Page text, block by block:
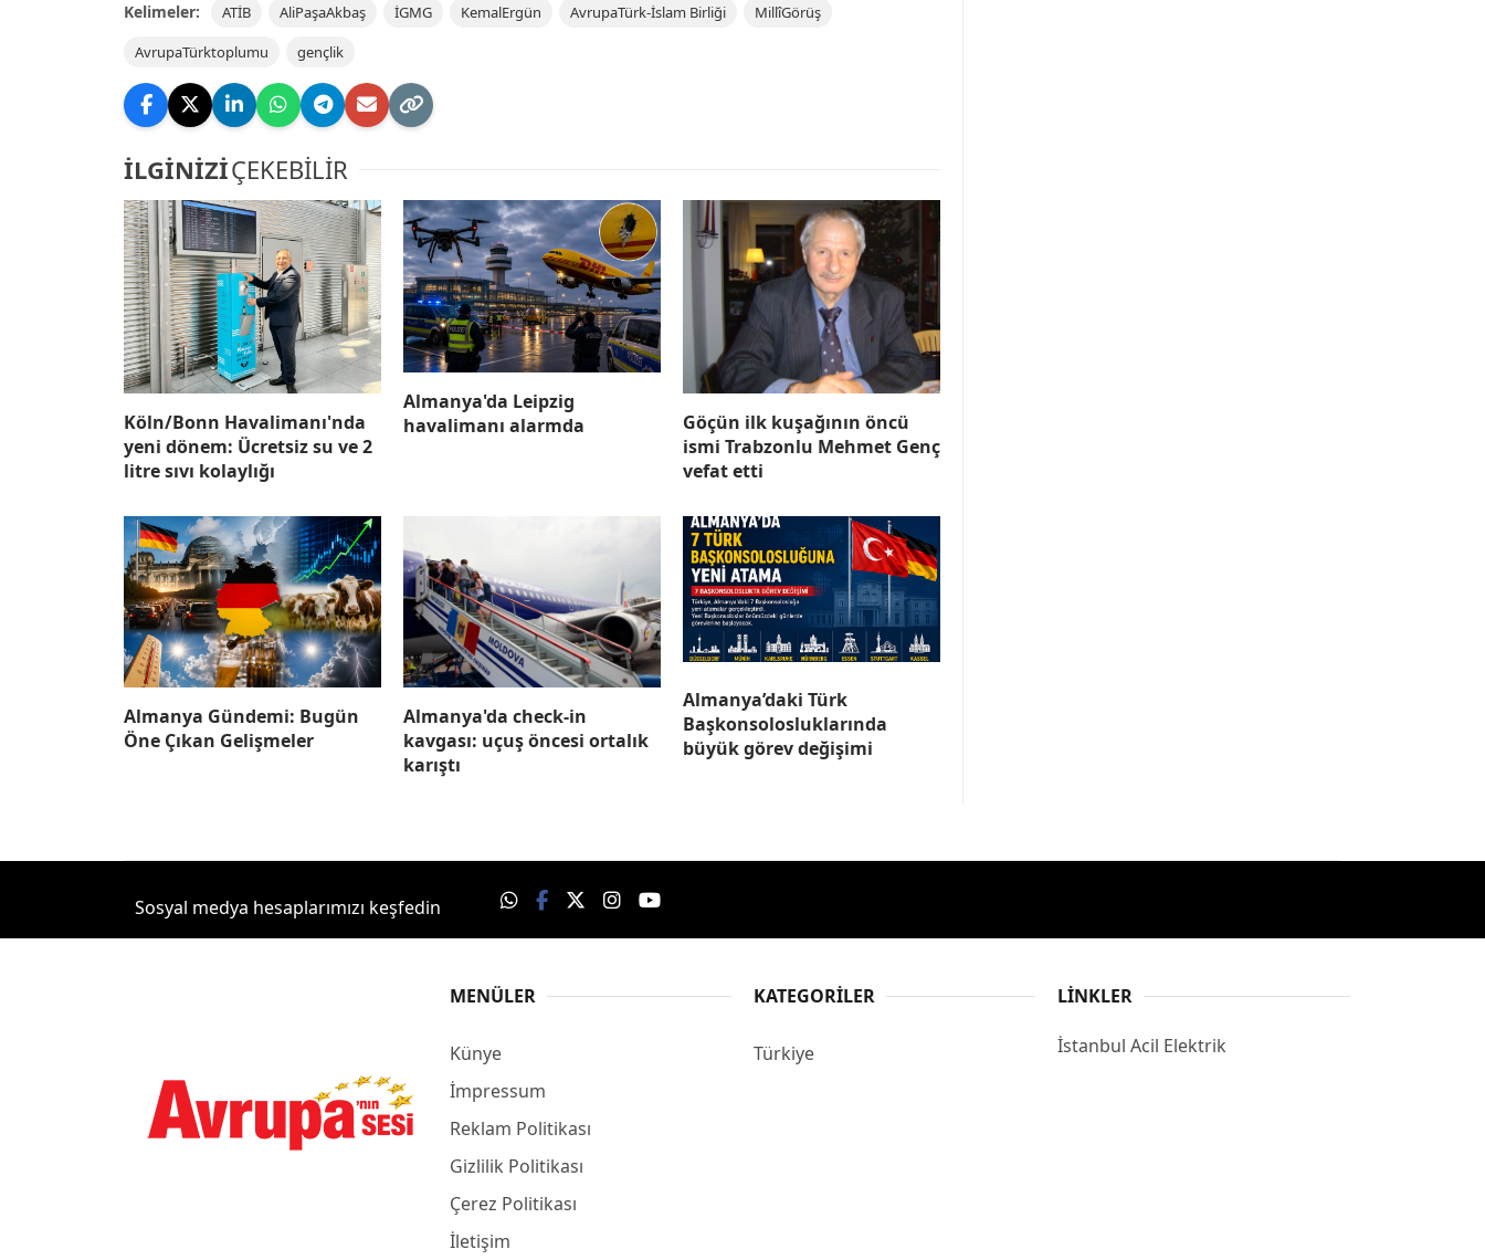
Kelimeler: ATİB AliPaşaAkbaş İGMG KemalErgün AvrupaTürk-İslam Birliği
MillîGörüş
AvrupaTürktoplumu
gençlik
İLGİNİZİÇEKEBİLİR
Köln/Bonn Havalimanı'nda
yeni dönem: Ücretsiz su ve 2
litre sıvı kolaylığı
Almanya'da Leipzig
havalimanı alarmda
Göçün ilk kuşağının öncü
ismi Trabzonlu Mehmet Genç
vefat etti
Almanya Gündemi: Bugün
Öne Çıkan Gelişmeler
Almanya'da check-in
kavgası: uçuş öncesi ortalık
karıştı
Almanya’daki Türk
Başkonsolosluklarında
büyük görev değişimi
Sosyal medya hesaplarımızı keşfedin
MENÜLER
Künye
İmpressum
Reklam Politikası
Gizlilik Politikası
Çerez Politikası
İletişim
KATEGORILER
Türkiye
LINKLER
İstanbul Acil Elektrik